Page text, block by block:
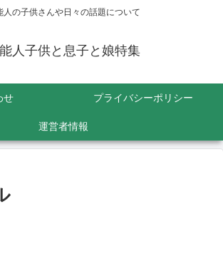
人の子供さんや日々の話題について
人子供と息子と娘特集
せ プライバシーポリシー
運営者情報